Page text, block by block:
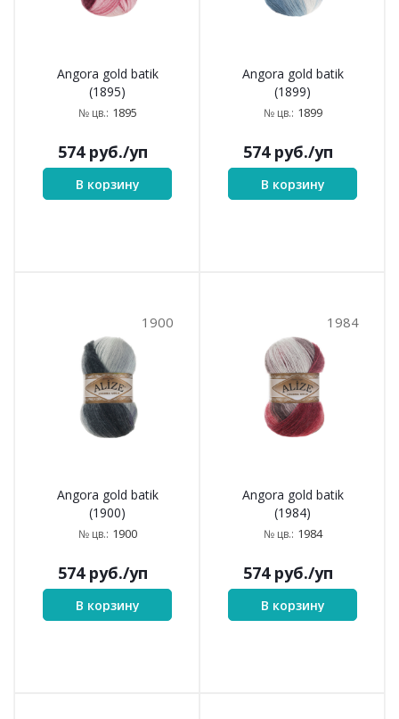
Angora gold batik
(1895)
№ цв.: 1895
574руб./уп
В корзину
Angora gold batik
(1899)
№ цв.: 1899
574руб./уп
В корзину
1900
Angora gold batik
(1900)
№ цв.: 1900
574руб./уп
В корзину
1984
Angora gold batik
(1984)
№ цв.: 1984
574руб./уп
В корзину